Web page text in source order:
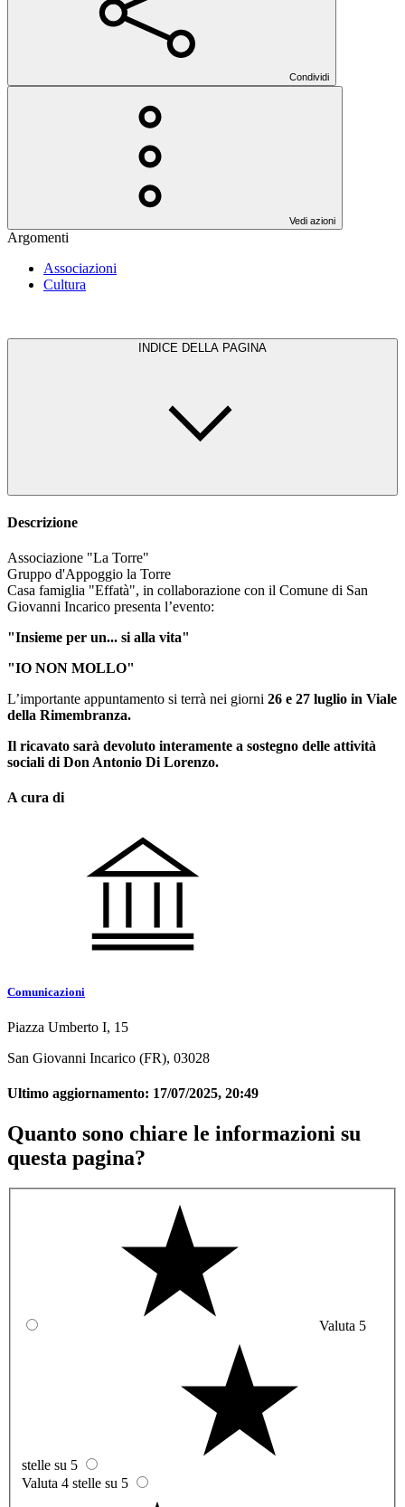
Condividi
Vedi azioni
Argomenti
Associazioni
Cultura
INDICE DELLA PAGINA
Descrizione
Associazione "La Torre"
Gruppo d'Appoggio la Torre
Casa famiglia "Effatà", in collaborazione con il Comune di San
Giovanni Incarico presenta l’evento:
"Insieme per un... si alla vita"
"IO NON MOLLO"
L’importante appuntamento si terrà nei giorni 26 e 27 luglio in Viale
della Rimembranza.
Il ricavato sarà devoluto interamente a sostegno delle attività
sociali di Don Antonio Di Lorenzo.
A cura di
Comunicazioni
Piazza Umberto I, 15
San Giovanni Incarico (FR), 03028
Ultimo aggiornamento: 17/07/2025, 20:49
Quanto sono chiare le informazioni su
questa pagina?
Valuta 5
stelle su 5
Valuta 4 stelle su 5